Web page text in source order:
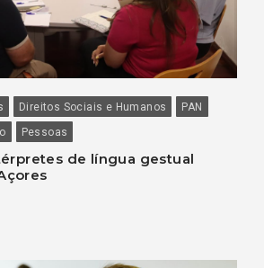
Direitos Sociais e Humanos
PAN
Pessoas
de língua gestual